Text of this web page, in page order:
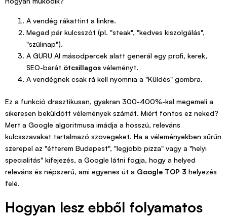
A vendég rákattint a linkre.
Megad pár kulcsszót (pl. "steak", "kedves kiszolgálás",
"szülinap").
A GURU AI másodpercek alatt generál egy profi, kerek,
SEO-barát ötcsillagos véleményt.
A vendégnek csak rá kell nyomnia a "Küldés" gombra.
Ez a funkció drasztikusan, gyakran 300-400%-kal megemeli a
sikeresen beküldött vélemények számát. Miért fontos ez neked?
Mert a Google algoritmusa imádja a hosszú, releváns
kulcsszavakat tartalmazó szövegeket. Ha a véleményekben sűrűn
szerepel az "étterem Budapest", "legjobb pizza" vagy a "helyi
specialitás" kifejezés, a Google látni fogja, hogy a helyed
releváns és népszerű, ami egyenes út a Google TOP 3 helyezés
felé.
Hogyan lesz ebből folyamatos